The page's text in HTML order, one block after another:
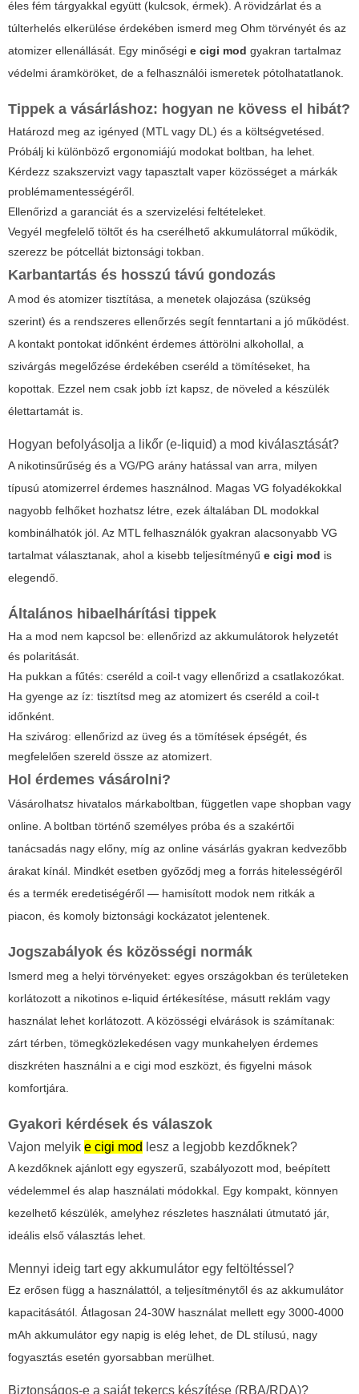
éles fém tárgyakkal együtt (kulcsok, érmek). A rövidzárlat és a
túlterhelés elkerülése érdekében ismerd meg Ohm törvényét és az
atomizer ellenállását. Egy minőségi e cigi mod gyakran tartalmaz
védelmi áramköröket, de a felhasználói ismeretek pótolhatatlanok.
Tippek a vásárláshoz: hogyan ne kövess el hibát?
Határozd meg az igényed (MTL vagy DL) és a költségvetésed.
Próbálj ki különböző ergonomiájú modokat boltban, ha lehet.
Kérdezz szakszervizt vagy tapasztalt vaper közösséget a márkák
problémamentességéről.
Ellenőrizd a garanciát és a szervizelési feltételeket.
Vegyél megfelelő töltőt és ha cserélhető akkumulátorral működik,
szerezz be pótcellát biztonsági tokban.
Karbantartás és hosszú távú gondozás
A mod és atomizer tisztítása, a menetek olajozása (szükség
szerint) és a rendszeres ellenőrzés segít fenntartani a jó működést.
A kontakt pontokat időnként érdemes áttörölni alkohollal, a
szivárgás megelőzése érdekében cseréld a tömítéseket, ha
kopottak. Ezzel nem csak jobb ízt kapsz, de növeled a készülék
élettartamát is.
Hogyan befolyásolja a likőr (e-liquid) a mod kiválasztását?
A nikotinsűrűség és a VG/PG arány hatással van arra, milyen
típusú atomizerrel érdemes használnod. Magas VG folyadékokkal
nagyobb felhőket hozhatsz létre, ezek általában DL modokkal
kombinálhatók jól. Az MTL felhasználók gyakran alacsonyabb VG
tartalmat választanak, ahol a kisebb teljesítményű e cigi mod is
elegendő.
Általános hibaelhárítási tippek
Ha a mod nem kapcsol be: ellenőrizd az akkumulátorok helyzetét
és polaritását.
Ha pukkan a fűtés: cseréld a coil-t vagy ellenőrizd a csatlakozókat.
Ha gyenge az íz: tisztítsd meg az atomizert és cseréld a coil-t
időnként.
Ha szivárog: ellenőrizd az üveg és a tömítések épségét, és
megfelelően szereld össze az atomizert.
Hol érdemes vásárolni?
Vásárolhatsz hivatalos márkaboltban, független vape shopban vagy
online. A boltban történő személyes próba és a szakértői
tanácsadás nagy előny, míg az online vásárlás gyakran kedvezőbb
árakat kínál. Mindkét esetben győződj meg a forrás hitelességéről
és a termék eredetiségéről — hamisított modok nem ritkák a
piacon, és komoly biztonsági kockázatot jelentenek.
Jogszabályok és közösségi normák
Ismerd meg a helyi törvényeket: egyes országokban és területeken
korlátozott a nikotinos e-liquid értékesítése, másutt reklám vagy
használat lehet korlátozott. A közösségi elvárások is számítanak:
zárt térben, tömegközlekedésen vagy munkahelyen érdemes
diszkréten használni a e cigi mod eszközt, és figyelni mások
komfortjára.
Gyakori kérdések és válaszok
Vajon melyik e cigi mod lesz a legjobb kezdőknek?
A kezdőknek ajánlott egy egyszerű, szabályozott mod, beépített
védelemmel és alap használati módokkal. Egy kompakt, könnyen
kezelhető készülék, amelyhez részletes használati útmutató jár,
ideális első választás lehet.
Mennyi ideig tart egy akkumulátor egy feltöltéssel?
Ez erősen függ a használattól, a teljesítménytől és az akkumulátor
kapacitásától. Átlagosan 24-30W használat mellett egy 3000-4000
mAh akkumulátor egy napig is elég lehet, de DL stílusú, nagy
fogyasztás esetén gyorsabban merülhet.
Biztonságos-e a saját tekercs készítése (RBA/RDA)?